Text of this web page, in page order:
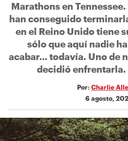
Marathons en
han conseguido
en el Reino Unido tiene
sólo que aquí nadie
acabar… todavía. Uno de
decidió
Por: Charlie
6 agosto,